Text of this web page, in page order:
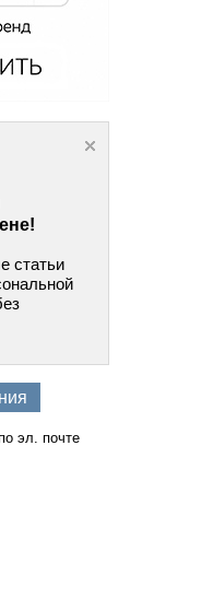
статьи
эл. почте